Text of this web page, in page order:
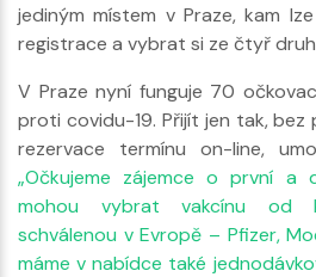
jediným místem v Praze, kam
registrace a vybrat si ze čtyř
V Praze nyní funguje 70
proti covidu-19. Přijít jen tak, bez
rezervace termínu on-line,
„Očkujeme zájemce o první a
mohou vybrat vakcínu od
schválenou v Evropě – Pfizer,
máme v nabídce také